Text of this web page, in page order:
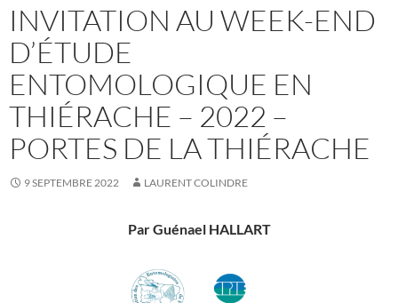
INVITATION AU WEEK-END
D’ÉTUDE
ENTOMOLOGIQUE EN
THIÉRACHE – 2022 –
PORTES DE LA THIÉRACHE
9 SEPTEMBRE 2022 LAURENT COLINDRE
Par Guénael HALLART